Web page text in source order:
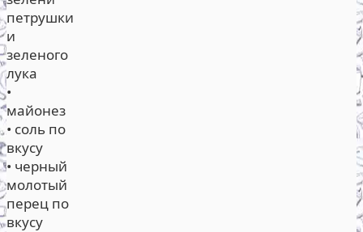
петрушки
и
зеленого
лука
•
майонез
• соль по
вкусу
• черный
молотый
перец по
вкусу